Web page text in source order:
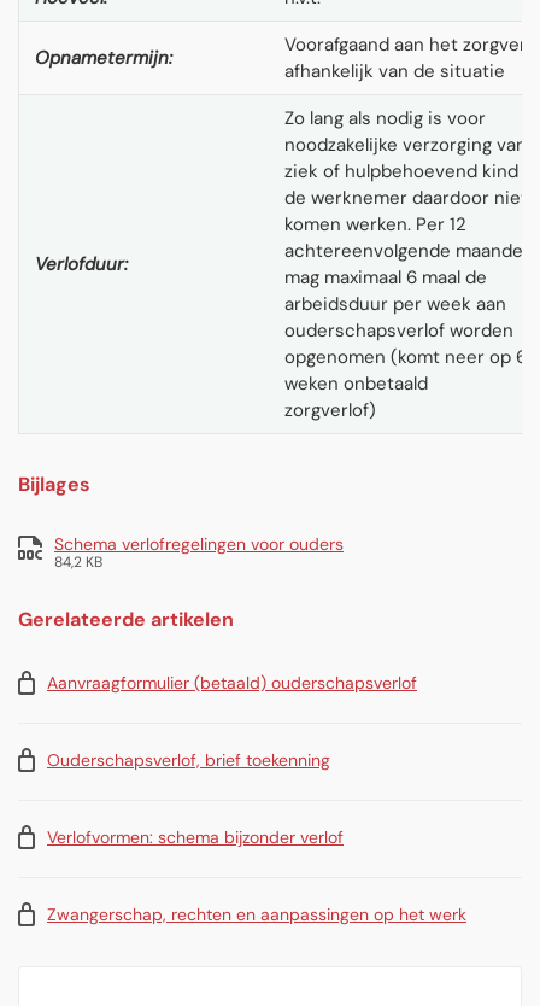
Opnametermijn:
Voorafgaand aan het
afhankelijk van de situatie
Verlofduur:
Zo lang als nodig is voor
noodzakelijke verzorging van
ziek of hulpbehoevend kind
de werknemer daardoor niet
komen werken. Per 12
achtereenvolgende maanden,
mag maximaal 6 maal de
arbeidsduur per week aan
ouderschapsverlof worden
opgenomen (komt neer op 6
weken onbetaald
zorgverlof)
Bijlages
Schema verlofregelingen voor ouders
84,2 KB
Gerelateerde artikelen
Aanvraagformulier (betaald) ouderschapsverlof
Ouderschapsverlof, brief toekenning
Verlofvormen: schema bijzonder verlof
Zwangerschap, rechten en aanpassingen op het werk